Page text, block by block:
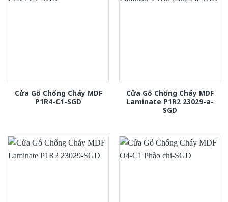
Cửa Gỗ Chống Cháy MDF
P1R4-C1-SGD
Cửa Gỗ Chống Cháy MDF
Laminate P1R2 23029-a-
SGD